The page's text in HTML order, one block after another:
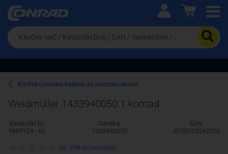
Ova postavka prilagođava asortiman proizvoda i
cijene vašim potrebama.
Pravno lice
Da
biste
potražili
proizvod,
unesite
ključnu
riječ,
kataloški
broj,
EAN
ili
Konfekcionirani kablovi za senzore/aktore
Weidmüller 1433940050 1 komad
Kataloški br:
1889124 - 62
Oznaka:
1433940050
EAN:
4050118242355
(0) Prikaži recenzije